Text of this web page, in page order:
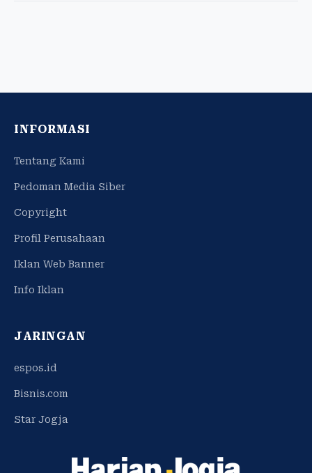
INFORMASI
Tentang Kami
Pedoman Media Siber
Copyright
Profil Perusahaan
Iklan Web Banner
Info Iklan
JARINGAN
espos.id
Bisnis.com
Star Jogja